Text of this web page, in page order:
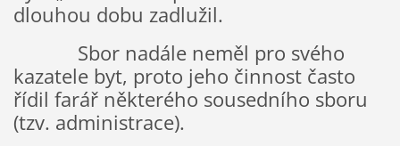
dlouhou dobu zadlužil.
Sbor nadále neměl pro svého
kazatele byt, proto jeho činnost často
řídil farář některého sousedního sboru
(tzv. administrace).